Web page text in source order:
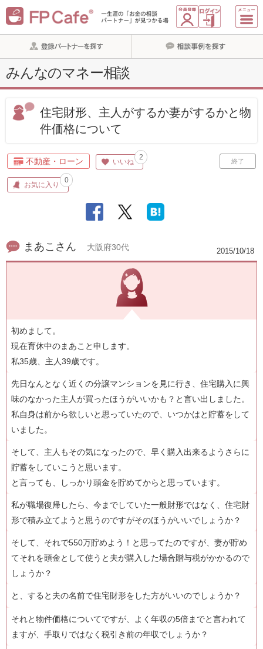
みんなのマネー相談
住宅財形、主人がするか妻がするかと物
件価格について
不動産・ローン いいね
2
お気に入り
0
終了
まあこさん 大阪府30代 2015/10/18
初めまして。
現在育休中のまあこと申します。
私35歳、主人39歳です。
先日なんとなく近くの分譲マンションを見に行き、住宅購入に興
味のなかった主人が買ったほうがいいかも？と言い出しました。
私自身は前から欲しいと思っていたので、いつかはと貯蓄をして
いました。
そして、主人もその気になったので、早く購入出来るようさらに
貯蓄をしていこうと思います。
と言っても、しっかり頭金を貯めてからと思っています。
私が職場復帰したら、今までしていた一般財形ではなく、住宅財
形で積み立てようと思うのですがそのほうがいいでしょうか？
そして、それで550万貯めよう！と思ってたのですが、妻が貯め
てそれを頭金として使うと夫が購入した場合贈与税がかかるので
しょうか？
と、すると夫の名前で住宅財形をした方がいいのでしょうか？
それと物件価格についてですが、よく年収の5倍までと言われて
ますが、手取りではなく税引き前の年収でしょうか？